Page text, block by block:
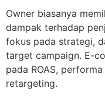
Owner biasanya
dampak terhadap
fokus pada strategi,
target campaign. E-
pada ROAS,
retargeting.